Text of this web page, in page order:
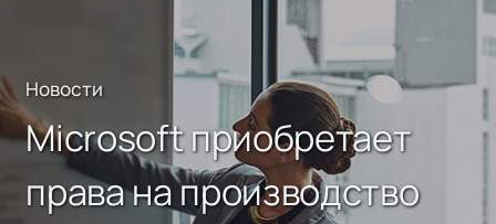
Новости
Microsoft приобретает
права на производство